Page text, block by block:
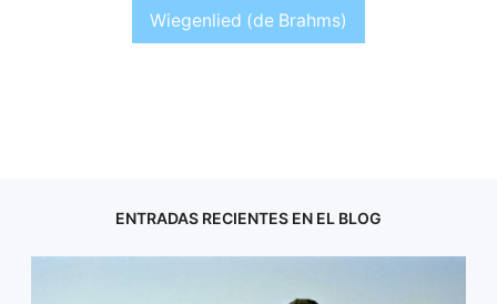
Wiegenlied (de Brahms)
ENTRADAS RECIENTES EN EL BLOG